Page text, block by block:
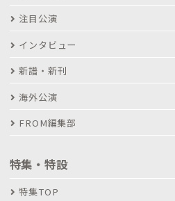
注目公演
インタビュー
新譜・新刊
海外公演
FROM編集部
特集・特設
特集TOP